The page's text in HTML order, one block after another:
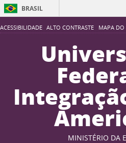
ACESSIBILIDADE ALTO CONTRASTE MAPA DO
BRASIL
MINISTÉRIO DA